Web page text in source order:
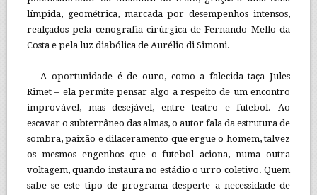
límpida, geométrica, marcada por desempenhos intensos,
realçados pela cenografia cirúrgica de Fernando Mello da
Costa e pela luz diabólica de Aurélio di Simoni.
A oportunidade é de ouro, como a falecida taça Jules
Rimet – ela permite pensar algo a respeito de um encontro
improvável, mas desejável, entre teatro e futebol. Ao
escavar o subterrâneo das almas, o autor fala da estrutura de
sombra, paixão e dilaceramento que ergue o homem, talvez
os mesmos engenhos que o futebol aciona, numa outra
voltagem, quando instaura no estádio o urro coletivo. Quem
sabe se este tipo de programa desperte a necessidade de